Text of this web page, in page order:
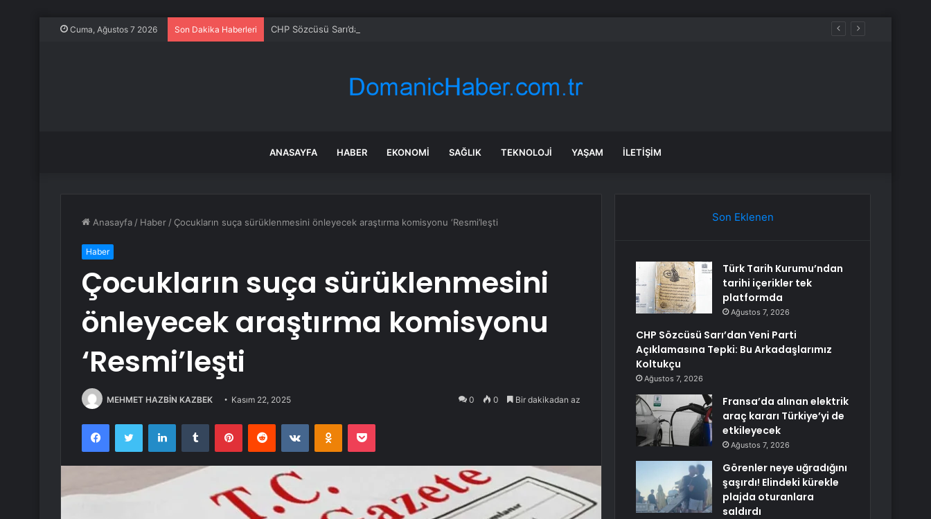
Cuma, Ağustos 7 2026 Son Dakika Haberleri CHP Sözcüsü Sarı’dan Yeni Parti Açıklamasına Tepki: Bu Arkadaşlarımız Koltukçu
ANASAYFA HABER EKONOMI SAĞLIK TEKNOLOJI YAŞAM İLETIŞIM
Anasayfa / Haber / Çocukların suça sürüklenmesini önleyecek araştırma komisyonu ‘Resmi’leşti
Haber
Çocukların suça sürüklenmesini
önleyecek araştırma komisyonu
‘Resmi’leşti
MEHMET HAZBİN KAZBEK Kasım 22, 2025 0 0 Bir dakikadan az
FacebookTwitter LinkedInTumblr PinterestReddit VKontakteOdnoklassniki
Pocket
Son Eklenen
Türk Tarih Kurumu’ndan
tarihi içerikler tek
platformda
Ağustos 7, 2026
CHP Sözcüsü Sarı’dan Yeni Parti
Açıklamasına Tepki: Bu Arkadaşlarımız
Koltukçu
Ağustos 7, 2026
Fransa’da alınan elektrik
araç kararı Türkiye’yi de
etkileyecek
Ağustos 7, 2026
Görenler neye uğradığını
şaşırdı! Elindeki kürekle
plajda oturanlara
saldırdı